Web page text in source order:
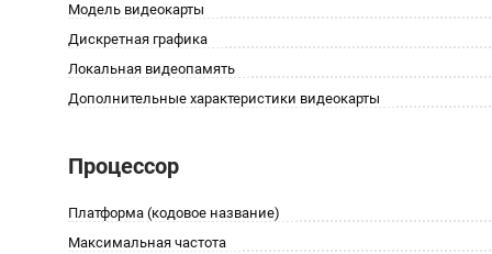
Модель видеокарты
Дискретная графика
Локальная видеопамять
Дополнительные характеристики видеокарты
Процессор
Платформа (кодовое название)
Максимальная частота